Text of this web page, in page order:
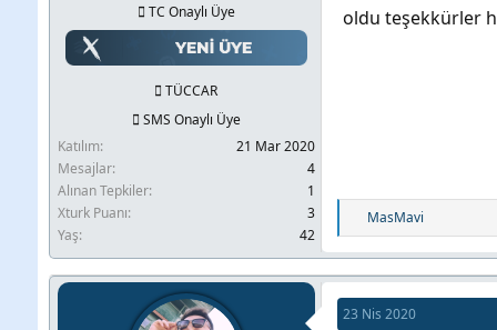
TC Onaylı Üye
TÜCCAR
SMS Onaylı Üye
Katılım
21 Mar 2020
Mesajlar
4
Alınan Tepkiler
1
Xturk Puanı
3
Yaş
42
oldu teşekkürler
T
e
p
k
MasMavi
23 Nis 2020